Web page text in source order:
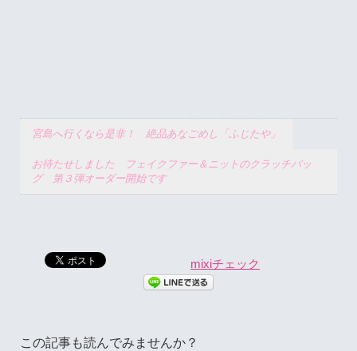
宮島へ行くなら是非！ 絶品あなごめし「ふじたや」
お待たせしました フェイクファー＆ニットのクラッチバッ
グ 第３弾オーダー開始です
mixiチェック
この記事も読んでみませんか？